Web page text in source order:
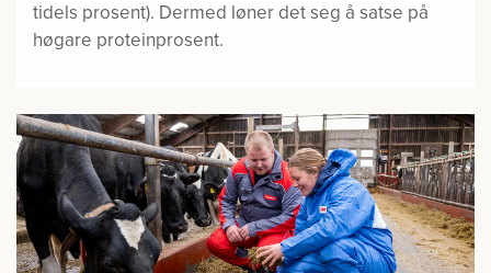
tidels prosent). Dermed løner det seg å satse på
høgare proteinprosent.